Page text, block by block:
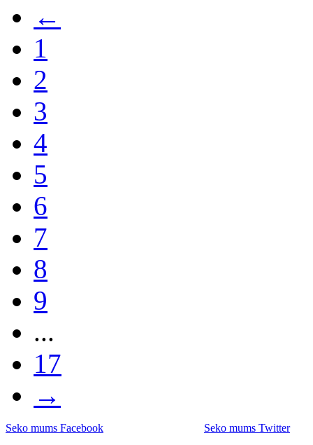
←
1
2
3
4
5
6
7
8
9
...
17
→
Seko mums Facebook Seko mums Twitter